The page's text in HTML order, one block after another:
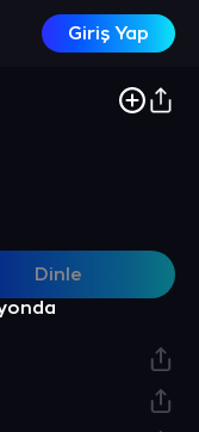
Giriş Yap
Dinle